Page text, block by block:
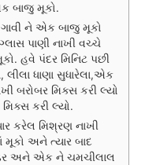
બાજુ મૂકો.
ને એક બાજુ મૂકો
પાણી નાખી વચ્ચે
હવે પંદર મિનિટ પછી
ધાણા સુધારેલા,એક
બરોબર મિક્સ કરી લ્યો
કરી લ્યો.
કરેલ મિશ્રણ નાખી
અને ત્યાર બાદ
અને એક ને ચમચીલાલ